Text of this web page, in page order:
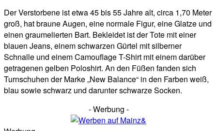
Der Verstorbene ist etwa 45 bis 55 Jahre alt, circa 1,70 Meter
groß, hat braune Augen, eine normale Figur, eine Glatze und
einen graumelierten Bart. Bekleidet ist der Tote mit einer
blauen Jeans, einem schwarzen Gürtel mit silberner
Schnalle und einem Camouflage T-Shirt mit einem darüber
getragenen gelben Poloshirt. An den Füßen fanden sich
Turnschuhen der Marke „New Balance“ in den Farben weiß,
blau sowie schwarz und darunter schwarze Socken.
- Werbung -